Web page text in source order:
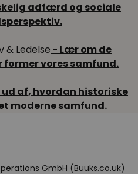
adfærd og sociale
& Ledelse - Lær om de
vores samfund.
ud af, hvordan historiske
moderne samfund.
GmbH (Buuks.co.uk)